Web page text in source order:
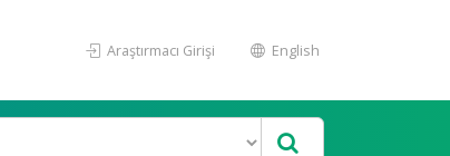
Araştırmacı Girişi English